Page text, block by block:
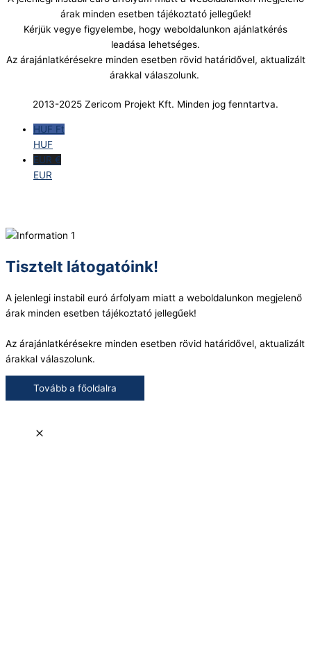
árak minden esetben tájékoztató jellegűek!
Kérjük vegye figyelembe, hogy weboldalunkon ajánlatkérés
leadása lehetséges.
Az árajánlatkérésekre minden esetben rövid határidővel, aktualizált
árakkal válaszolunk.
2013-2025 Zericom Projekt Kft. Minden jog fenntartva.
HUF Ft
HUF
EUR €
EUR
Tisztelt látogatóink!
A jelenlegi instabil euró árfolyam miatt a weboldalunkon megjelenő
árak minden esetben tájékoztató jellegűek!
Az árajánlatkérésekre minden esetben rövid határidővel, aktualizált
árakkal válaszolunk.
Tovább a főoldalra